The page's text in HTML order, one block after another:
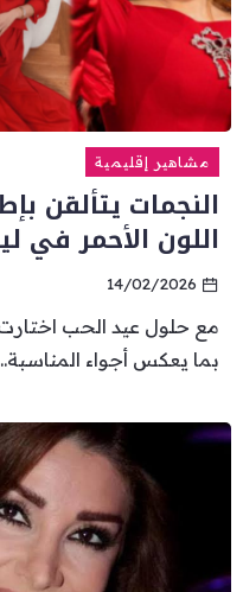
مشاهير إقليمية
النجمات يتألقن
اللون الأحمر في
14/02/2026
مع حلول عيد الحب اختارت
بما يعكس أجواء